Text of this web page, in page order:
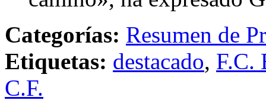
Categorías: Resumen de
Etiquetas: destacado, F.C.
C.F.